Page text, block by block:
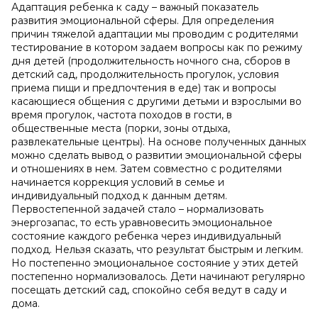
Адаптация ребенка к саду – важный показатель
развития эмоциональной сферы. Для определения
причин тяжелой адаптации мы проводим с родителями
тестирование в котором задаем вопросы как по режиму
дня детей (продолжительность ночного сна, сборов в
детский сад, продолжительность прогулок, условия
приема пищи и предпочтения в еде) так и вопросы
касающиеся общения с другими детьми и взрослыми во
время прогулок, частота походов в гости, в
общественные места (порки, зоны отдыха,
развлекательные центры). На основе полученных данных
можно сделать вывод о развитии эмоциональной сферы
и отношениях в нем. Затем совместно с родителями
начинается коррекция условий в семье и
индивидуальный подход к данным детям.
Первостепенной задачей стало – нормализовать
энергозапас, то есть уравновесить эмоциональное
состояние каждого ребенка через индивидуальный
подход. Нельзя сказать, что результат быстрым и легким.
Но постепенно эмоциональное состояние у этих детей
постепенно нормализовалось. Дети начинают регулярно
посещать детский сад, спокойно себя ведут в саду и
дома.